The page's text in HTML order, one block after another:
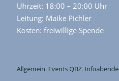
Uhrzeit: 18:00 – 20:00 Uhr
Leitung: Maike Pichler
Kosten: freiwillige Spende
Allgemein, Events QBZ, Infoabende